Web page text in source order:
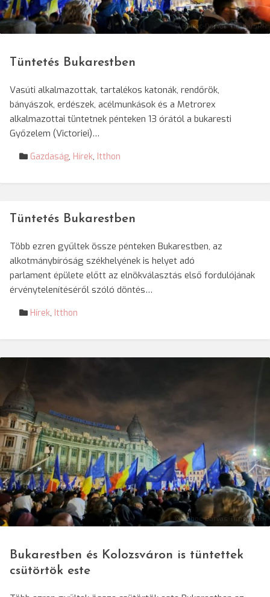
© Boboc-Darvas Tímea/SRR
Tüntetés Bukarestben
Vasúti alkalmazottak, tartalékos katonák, rendőrök,
bányászok, erdészek, acélmunkások és a Metrorex
alkalmazottai tüntetnek pénteken 13 órától a bukaresti
Győzelem (Victoriei)…
Gazdaság, Hírek, Itthon
Tüntetés Bukarestben
Több ezren gyűltek össze pénteken Bukarestben, az
alkotmánybíróság székhelyének is helyet adó
parlament épülete előtt az elnökválasztás első fordulójának
érvénytelenítéséről szóló döntés…
Hírek, Itthon
© Boboc-Darvas Tímea/SRR
Bukarestben és Kolozsváron is tüntettek
csütörtök este